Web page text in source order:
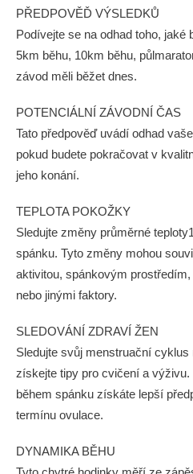
PŘEDPOVĚĎ VÝSLEDKŮ
Podívejte se na odhad toho, jaké
5km běhu, 10km běhu,
závod měli běžet dnes.
POTENCIÁLNÍ ZÁVODNÍ ČAS
Tato předpověď uvádí odhad
pokud budete pokračovat v
jeho konání.
TEPLOTA POKOŽKY
Sledujte změny průměrné
spánku. Tyto změny mohou
aktivitou, spánkovým
nebo jinými faktory.
SLEDOVÁNÍ ZDRAVÍ ŽEN
Sledujte svůj menstruační
získejte tipy pro cvičení a
během spánku získáte lepší
termínu ovulace.
DYNAMIKA BĚHU